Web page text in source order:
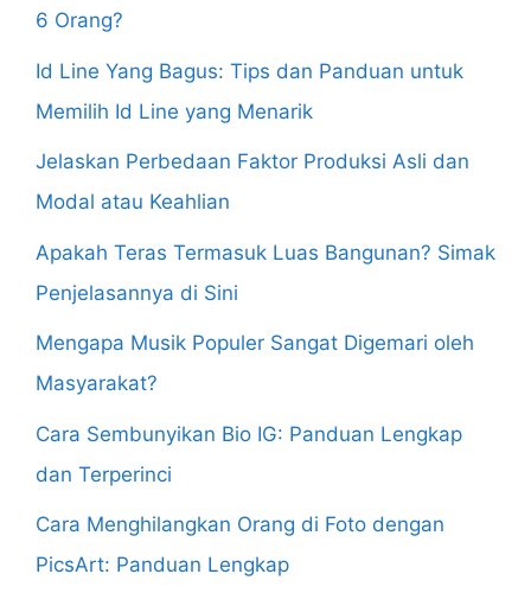
6 Orang?
Id Line Yang Bagus: Tips dan Panduan untuk
Memilih Id Line yang Menarik
Jelaskan Perbedaan Faktor Produksi Asli dan
Modal atau Keahlian
Apakah Teras Termasuk Luas Bangunan? Simak
Penjelasannya di Sini
Mengapa Musik Populer Sangat Digemari oleh
Masyarakat?
Cara Sembunyikan Bio IG: Panduan Lengkap
dan Terperinci
Cara Menghilangkan Orang di Foto dengan
PicsArt: Panduan Lengkap